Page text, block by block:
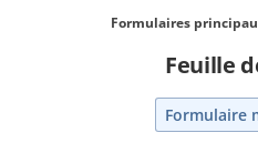
Formulaires
Feuille
Formulaire